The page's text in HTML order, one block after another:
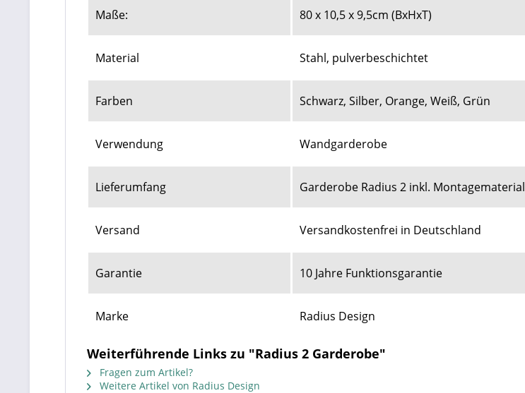
Maße: 80 x 10,5 x 9,5cm (BxHxT)
Material Stahl, pulverbeschichtet
Farben Schwarz, Silber, Orange, Weiß, Grün
Verwendung Wandgarderobe
Lieferumfang Garderobe Radius 2 inkl. Montagematerial
Versand Versandkostenfrei in Deutschland
Garantie 10 Jahre Funktionsgarantie
Marke Radius Design
Weiterführende Links zu "Radius 2 Garderobe"
Fragen zum Artikel?
Weitere Artikel von Radius Design